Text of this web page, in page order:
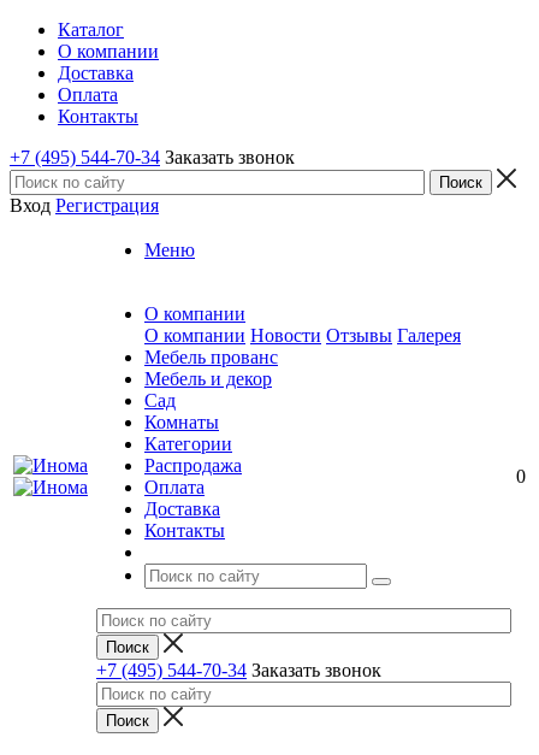
Каталог
О компании
Доставка
Оплата
Контакты
+7 (495) 544-70-34 Заказать звонок
Вход Регистрация
Меню
О компании
О компании Новости Отзывы Галерея
Мебель прованс
Мебель и декор
Сад
Комнаты
Категории
Распродажа
Оплата
Доставка
Контакты
+7 (495) 544-70-34 Заказать звонок
0